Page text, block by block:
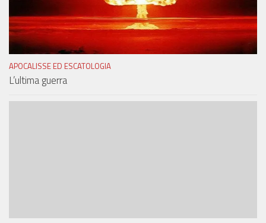
APOCALISSE ED ESCATOLOGIA
L’ultima guerra